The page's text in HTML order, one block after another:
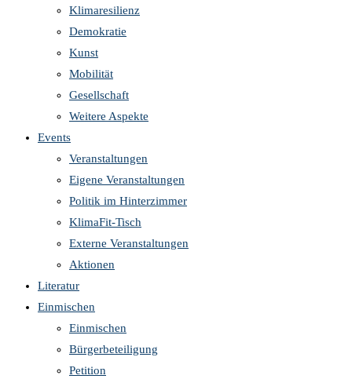
Klimaresilienz
Demokratie
Kunst
Mobilität
Gesellschaft
Weitere Aspekte
Events
Veranstaltungen
Eigene Veranstaltungen
Politik im Hinterzimmer
KlimaFit-Tisch
Externe Veranstaltungen
Aktionen
Literatur
Einmischen
Einmischen
Bürgerbeteiligung
Petition